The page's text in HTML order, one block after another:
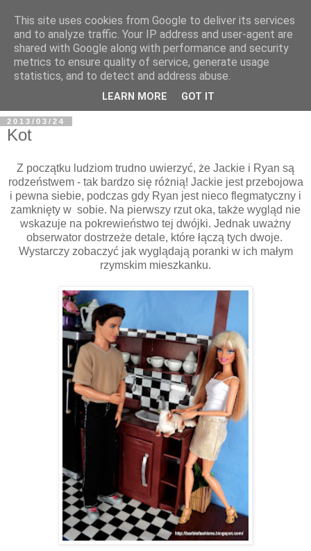
BFashions
2013/03/24
Kot
Z początku ludziom trudno uwierzyć, że Jackie i Ryan są
rodzeństwem - tak bardzo się różnią! Jackie jest przebojowa
i pewna siebie, podczas gdy Ryan jest nieco flegmatyczny i
zamknięty w sobie. Na pierwszy rzut oka, także wygląd nie
wskazuje na pokrewieństwo tej dwójki. Jednak uważny
obserwator dostrzeże detale, które łączą tych dwoje.
Wystarczy zobaczyć jak wyglądają poranki w ich małym
rzymskim mieszkanku.
This site uses cookies from Google to deliver its services
and to analyze traffic. Your IP address and user-agent are
shared with Google along with performance and security
metrics to ensure quality of service, generate usage
statistics, and to detect and address abuse.
LEARN MORE GOT IT